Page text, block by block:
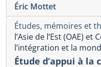
Éric Mottet
Études, mémoires et
l’Asie de l’Est (OAE) et
l’intégration et la
Étude d’appui à la